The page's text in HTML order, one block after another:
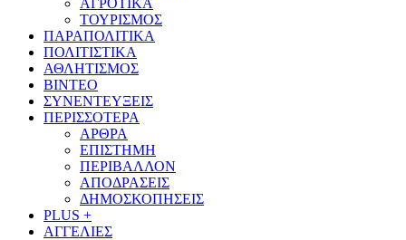
ΑΓΡΟΤΙΚΑ
ΤΟΥΡΙΣΜΟΣ
ΠΑΡΑΠΟΛΙΤΙΚΑ
ΠΟΛΙΤΙΣΤΙΚΑ
ΑΘΛΗΤΙΣΜΟΣ
ΒΙΝΤΕΟ
ΣΥΝΕΝΤΕΥΞΕΙΣ
ΠΕΡΙΣΣΟΤΕΡΑ
ΑΡΘΡΑ
ΕΠΙΣΤΗΜΗ
ΠΕΡΙΒΑΛΛΟΝ
ΑΠΟΔΡΑΣΕΙΣ
ΔΗΜΟΣΚΟΠΗΣΕΙΣ
PLUS +
ΑΓΓΕΛΙΕΣ